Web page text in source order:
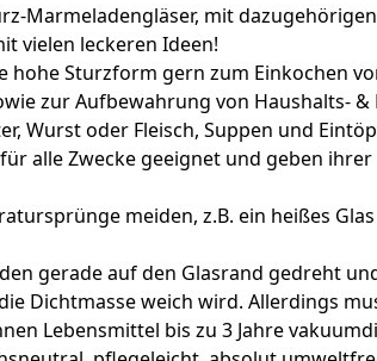
Marmeladengläser, mit
vielen leckeren Ideen!
hohe Sturzform gern zum Einkochen
zur Aufbewahrung von Haushalts-
Wurst oder Fleisch, Suppen und
alle Zwecke geeignet und geben
meiden, z.B. ein heißes
gerade auf den Glasrand gedreht
Dichtmasse weich wird. Allerdings
Lebensmittel bis zu 3 Jahre